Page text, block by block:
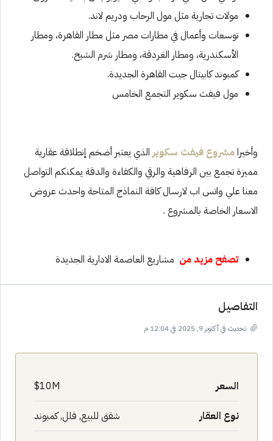
مولات تجارية مثل مول الرحاب ودريم لاند.
توسعات وأعمال في مطارات مصر مثل مطار القاهرة، ومطار
الأسكندرية، ومطار الغردقة، ومطار شرم الشيخ.
كمبوند كابيتال جيت القاهرة الجديدة.
مول فيفث سكوير التجمع الخامس
وأخيرامشروع فيفث سكويرالذي يعتبر أضخم إنطلاقة عقارية
مميزة تجمع بين الرفاهية والرقي والكفاءة والدقة يمكنكم التواصل
معنا علي واتس اب لارسال كافة النماذج المتاحة واحدث عروض
الاسعار الخاصة بالمشروع .
تصفح مزيد من مشاريع العاصمة الادارية الجديدة
التفاصيل
تحديث في أكتوبر 9, 2025 في 12:04 م
السعر 10M$
نوع العقار شقق للبيع, فلل, كمبوند